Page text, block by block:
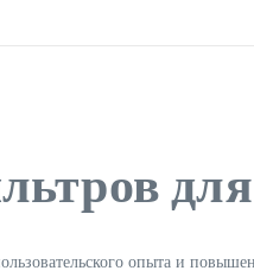
опыта и